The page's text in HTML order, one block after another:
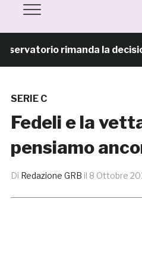
rimanda la decisione
SERIE C
Fedeli e la
pensiamo
Di Redazione GRB il 8 Ottobre